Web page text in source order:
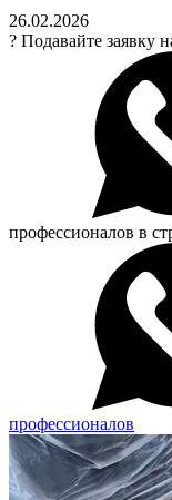
26.02.2026
? Подавайте заявку
профессионалов в
профессионалов